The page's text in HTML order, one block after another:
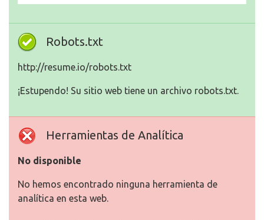
Robots.txt
http://resume.io/robots.txt
¡Estupendo! Su sitio web tiene un archivo robots.txt.
Herramientas de Analítica
No disponible
No hemos encontrado ninguna herramienta de
analítica en esta web.